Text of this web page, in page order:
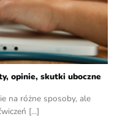
opinie, skutki uboczne
na różne sposoby, ale
[...]